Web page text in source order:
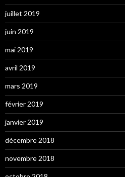
juillet 2019
juin 2019
mai 2019
avril 2019
mars 2019
février 2019
janvier 2019
décembre 2018
novembre 2018